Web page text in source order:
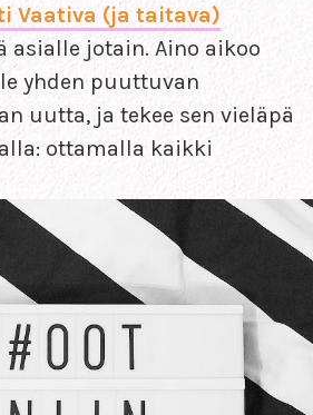
Vaativa (ja taitava)
asialle jotain. Aino aikoo
yhden puuttuvan
uutta, ja tekee sen vieläpä
ottamalla kaikki